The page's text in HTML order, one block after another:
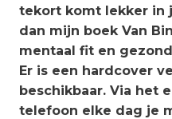
tekort komt lekker in
dan mijn boek Van
mentaal fit en
Er is een hardcover
beschikbaar. Via het
telefoon elke dag je